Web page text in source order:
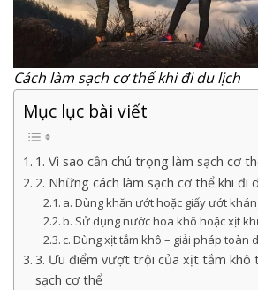
Cách làm sạch cơ thể khi đi du lịch
Mục lục bài viết
1. Vì sao cần chú trọng làm sạch cơ
2. Những cách làm sạch cơ thể khi đi
a. Dùng khăn ướt hoặc giấy ướt
b. Sử dụng nước hoa khô hoặc xịt
c. Dùng xịt tắm khô – giải pháp toàn
3. Ưu điểm vượt trội của xịt tắm khô
sạch cơ thể